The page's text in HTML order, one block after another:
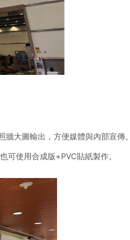
大圖輸出，方便媒體與內部宣傳。
使用合成版+PVC貼紙製作。